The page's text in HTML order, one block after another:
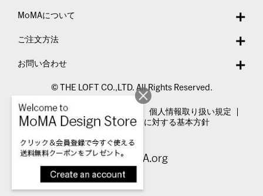
MoMAについて
ご注文方法
お問い合わせ
© THE LOFT CO.,LTD. All Rights Reserved.
特定商取引法表示
個人情報取り扱い規定
カスタマーハラスメントに対する基本方針
Visit MoMA.org